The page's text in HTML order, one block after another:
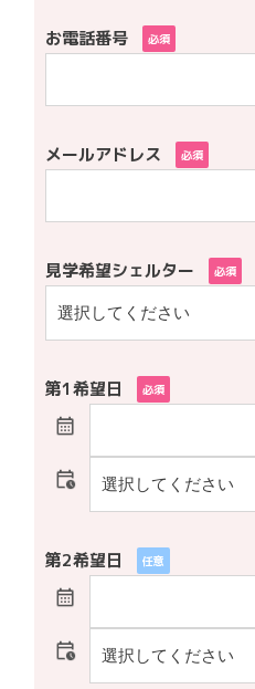
お電話番号 必須
メールアドレス 必須
見学希望シェルター 必須
第1希望日 必須
第2希望日 任意